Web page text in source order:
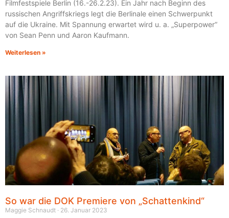
Filmfestspiele Berlin (16.-26.2.23). Ein Jahr nach Beginn des
russischen Angriffskriegs legt die Berlinale einen Schwerpunkt
auf die Ukraine. Mit Spannung erwartet wird u. a. „Superpower“
von Sean Penn und Aaron Kaufmann.
Weiterlesen »
So war die DOK Premiere von „Schattenkind“
Maggie Schnaudt 26. Januar 2023